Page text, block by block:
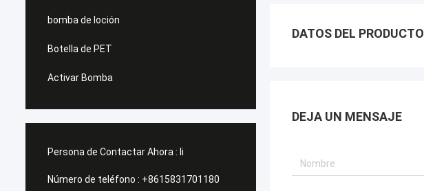
bomba de loción
Botella de PET
Activar Bomba
Persona de Contactar Ahora : li
Número de teléfono : +8615831701180
DATOS DEL PRODUCTO
DEJA UN MENSAJE